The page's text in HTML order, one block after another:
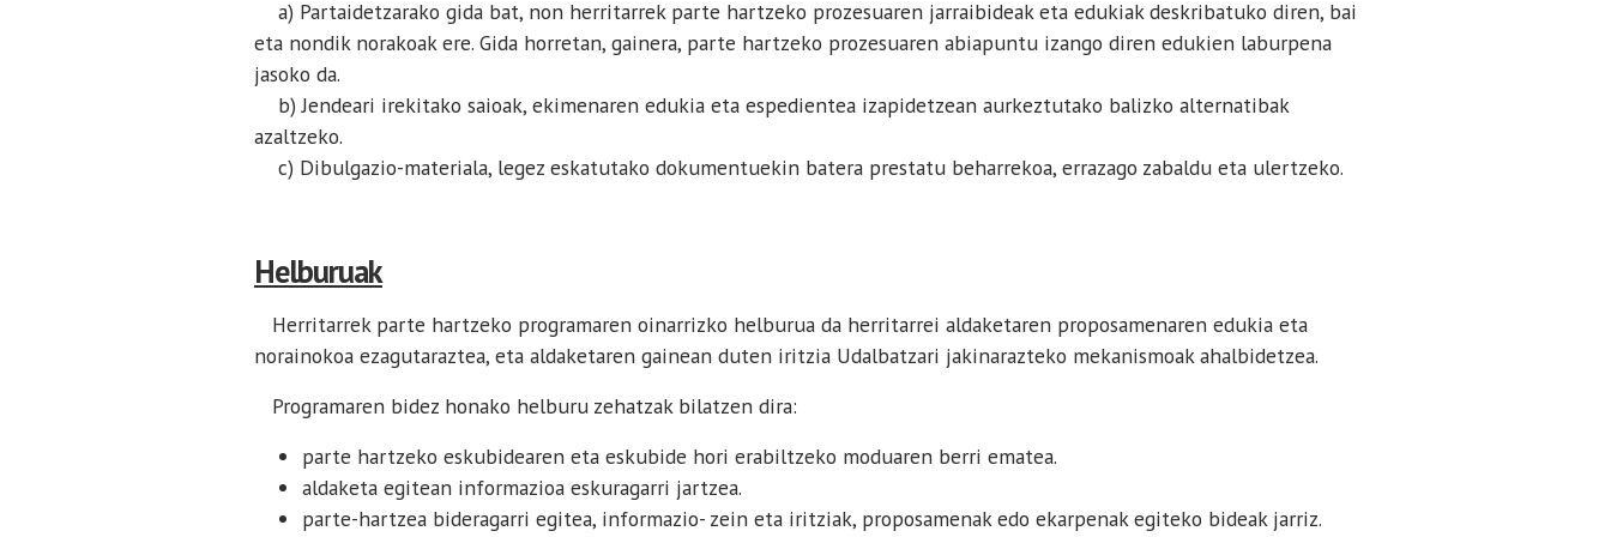
a) Partaidetzarako gida bat, non herritarrek parte hartzeko prozesuaren jarraibideak eta edukiak deskribatuko diren, bai
eta nondik norakoak ere. Gida horretan, gainera, parte hartzeko prozesuaren abiapuntu izango diren edukien laburpena
jasoko da.
b) Jendeari irekitako saioak, ekimenaren edukia eta espedientea izapidetzean aurkeztutako balizko alternatibak
azaltzeko.
c) Dibulgazio-materiala, legez eskatutako dokumentuekin batera prestatu beharrekoa, errazago zabaldu eta ulertzeko.
Helburuak
Herritarrek parte hartzeko programaren oinarrizko helburua da herritarrei aldaketaren proposamenaren edukia eta
norainokoa ezagutaraztea, eta aldaketaren gainean duten iritzia Udalbatzari jakinarazteko mekanismoak ahalbidetzea.
Programaren bidez honako helburu zehatzak bilatzen dira:
parte hartzeko eskubidearen eta eskubide hori erabiltzeko moduaren berri ematea.
aldaketa egitean informazioa eskuragarri jartzea.
parte-hartzea bideragarri egitea, informazio- zein eta iritziak, proposamenak edo ekarpenak egiteko bideak jarriz.